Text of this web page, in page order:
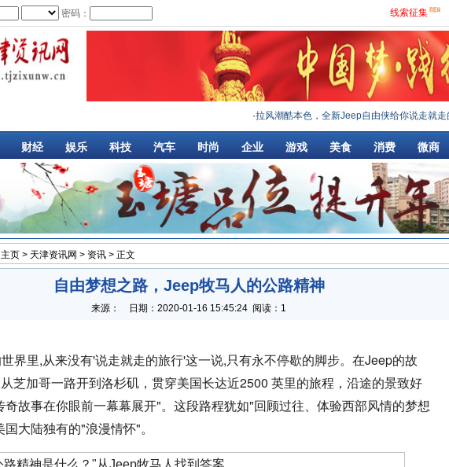
密码： 线索征集
拉风潮酷本色，全新Jeep自由侠给你说走就走的·
财经 娱乐 科技 汽车 时尚 企业 游戏 美食 消费 微商
主页 > 天津资讯网 > 资讯 > 正文
自由梦想之路，Jeep牧马人的公路精神
来源： 日期： 2020-01-16 15:45:24 阅读：1
界里,从来没有'说走就走的旅行'这一说,只有永不停歇的脚步。在Jeep的故
芝加哥一路开到洛杉矶，贯穿美国长达近2500 英里的旅程，沿途的景致好
奇故事在你眼前一幕幕展开"。这段路程犹如"回顾过往、体验西部风情的梦想
大陆独有的"浪漫情怀"。